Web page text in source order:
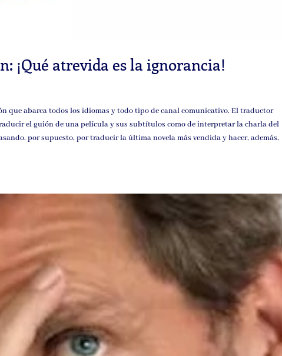
¡Qué atrevida es la ignorancia!
que abarca todos los idiomas y todo tipo de canal comunicativo. El traductor
el guión de una película y sus subtítulos como de interpretar la charla del
por supuesto, por traducir la última novela más vendida y hacer, además,